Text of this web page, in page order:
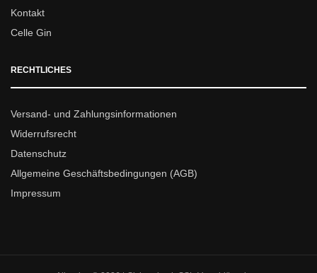
Kontakt
Celle Gin
RECHTLICHES
Versand- und Zahlungsinformationen
Widerrufsrecht
Datenschutz
Allgemeine Geschäftsbedingungen (AGB)
Impressum